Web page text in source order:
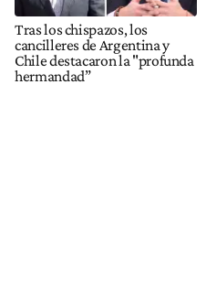
Tras los chispazos, los
cancilleres de Argentina y
Chile destacaron la "profunda
hermandad”